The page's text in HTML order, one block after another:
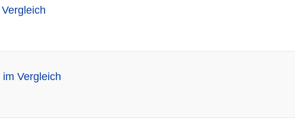
Vergleich